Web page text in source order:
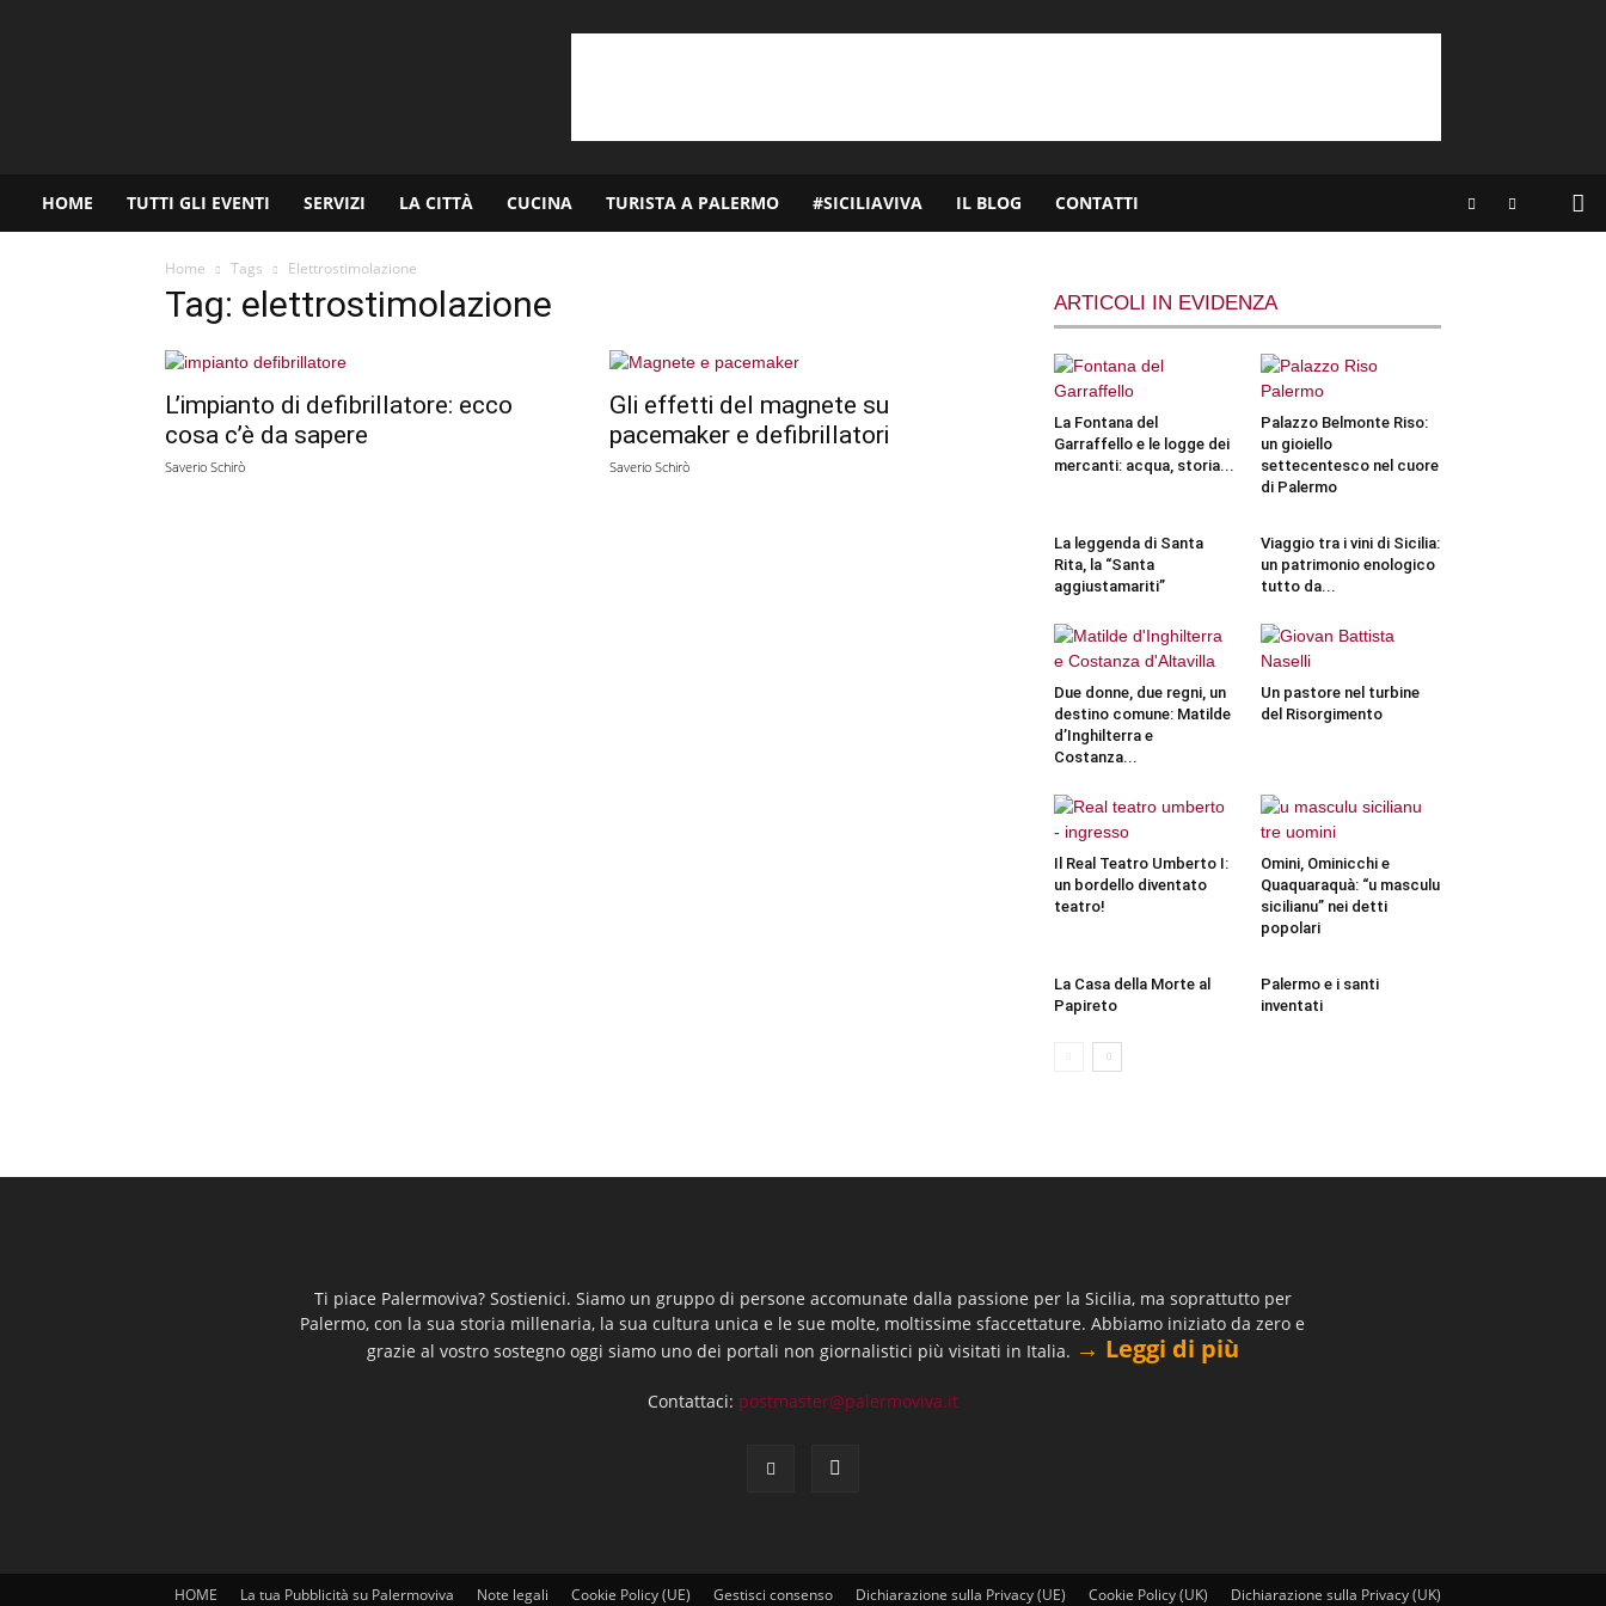
HOME TUTTI GLI EVENTI SERVIZI LA CITTÀ CUCINA TURISTA A PALERMO #SICILIAVIVA IL BLOG CONTATTI
Home Tags Elettrostimolazione
Tag: elettrostimolazione
L’impianto di defibrillatore: ecco
cosa c’è da sapere
Saverio Schirò
Gli effetti del magnete su
pacemaker e defibrillatori
Saverio Schirò
ARTICOLI IN EVIDENZA
La Fontana del
Garraffello e le logge dei
mercanti: acqua, storia...
Palazzo Belmonte Riso:
un gioiello
settecentesco nel cuore
di Palermo
La leggenda di Santa
Rita, la “Santa
aggiustamariti”
Viaggio tra i vini di Sicilia:
un patrimonio enologico
tutto da...
Due donne, due regni, un
destino comune: Matilde
d’Inghilterra e
Costanza...
Un pastore nel turbine
del Risorgimento
Il Real Teatro Umberto I:
un bordello diventato
teatro!
Omini, Ominicchi e
Quaquaraquà: “u masculu
sicilianu” nei detti
popolari
La Casa della Morte al
Papireto
Palermo e i santi
inventati
Ti piace Palermoviva? Sostienici. Siamo un gruppo di persone accomunate dalla passione per la Sicilia, ma soprattutto per
Palermo, con la sua storia millenaria, la sua cultura unica e le sue molte, moltissime sfaccettature. Abbiamo iniziato da zero e
grazie al vostro sostegno oggi siamo uno dei portali non giornalistici più visitati in Italia. → Leggi di più
Contattaci: postmaster@palermoviva.it
HOME La tua Pubblicità su Palermoviva Note legali Cookie Policy (UE) Gestisci consenso Dichiarazione sulla Privacy (UE) Cookie Policy (UK) Dichiarazione sulla Privacy (UK)